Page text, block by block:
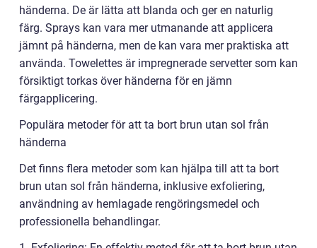
händerna. De är lätta att blanda och ger en naturlig
färg. Sprays kan vara mer utmanande att applicera
jämnt på händerna, men de kan vara mer praktiska att
använda. Towelettes är impregnerade servetter som kan
försiktigt torkas över händerna för en jämn
färgapplicering.
Populära metoder för att ta bort brun utan sol från
händerna
Det finns flera metoder som kan hjälpa till att ta bort
brun utan sol från händerna, inklusive exfoliering,
användning av hemlagade rengöringsmedel och
professionella behandlingar.